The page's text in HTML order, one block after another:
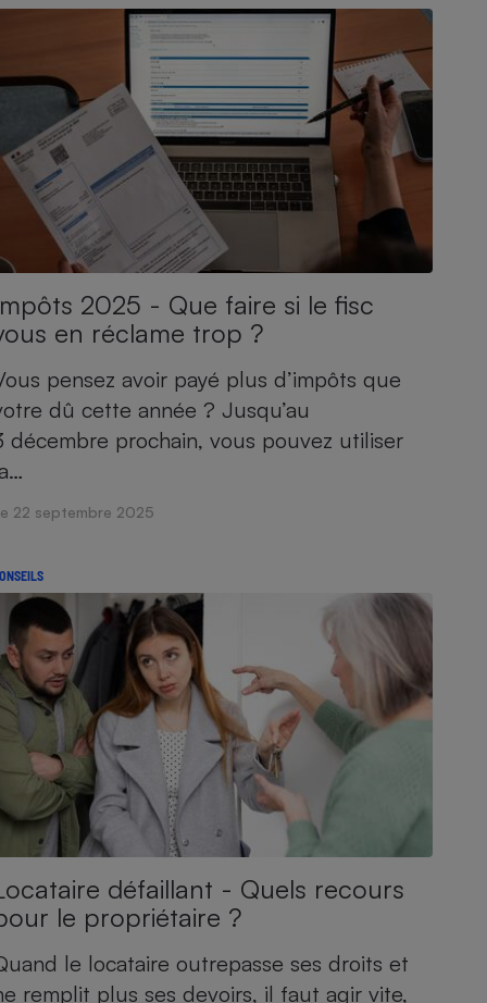
2025 - Que faire si le fisc
en réclame trop ?
pensez avoir payé plus d’impôts que
dû cette année ? Jusqu’au
décembre prochain, vous pouvez utiliser
22 septembre 2025
défaillant - Quels recours
le propriétaire ?
le locataire outrepasse ses droits et
remplit plus ses devoirs, il faut agir vite,